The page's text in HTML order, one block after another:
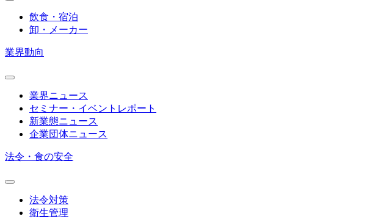
飲食・宿泊
卸・メーカー
業界動向
業界ニュース
セミナー・イベントレポート
新業態ニュース
企業団体ニュース
法令・食の安全
法令対策
衛生管理